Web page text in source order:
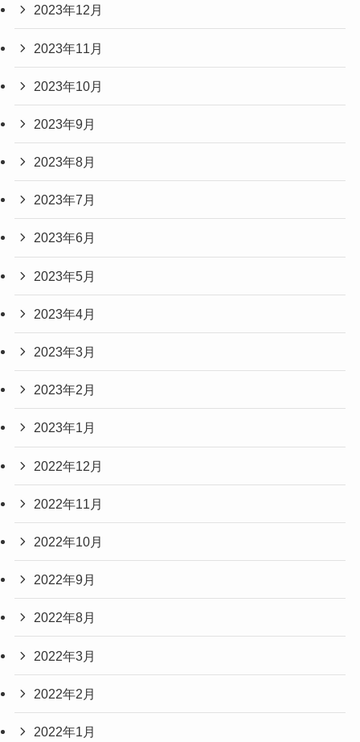
2023年12月
2023年11月
2023年10月
2023年9月
2023年8月
2023年7月
2023年6月
2023年5月
2023年4月
2023年3月
2023年2月
2023年1月
2022年12月
2022年11月
2022年10月
2022年9月
2022年8月
2022年3月
2022年2月
2022年1月